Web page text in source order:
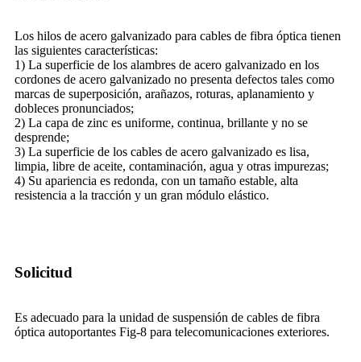
Los hilos de acero galvanizado para cables de fibra óptica tienen
las siguientes características:
1) La superficie de los alambres de acero galvanizado en los
cordones de acero galvanizado no presenta defectos tales como
marcas de superposición, arañazos, roturas, aplanamiento y
dobleces pronunciados;
2) La capa de zinc es uniforme, continua, brillante y no se
desprende;
3) La superficie de los cables de acero galvanizado es lisa,
limpia, libre de aceite, contaminación, agua y otras impurezas;
4) Su apariencia es redonda, con un tamaño estable, alta
resistencia a la tracción y un gran módulo elástico.
Solicitud
Es adecuado para la unidad de suspensión de cables de fibra
óptica autoportantes Fig-8 para telecomunicaciones exteriores.